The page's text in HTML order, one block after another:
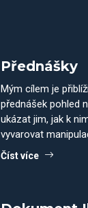
Přednášky
Mým cílem je
přednášek pohled
ukázat jim, jak k
vyvarovat
Číst více